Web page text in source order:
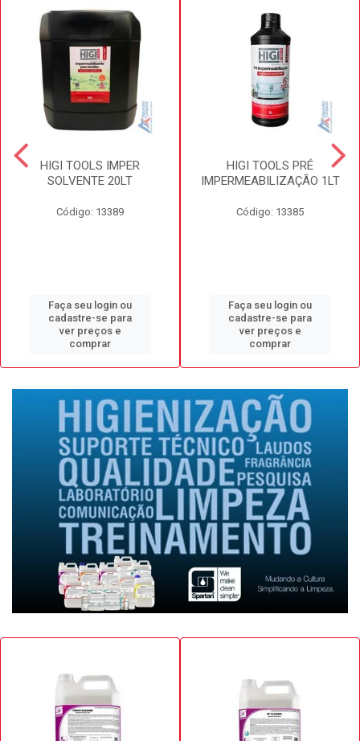
HIGI TOOLS IMPER
SOLVENTE 20LT
Código: 13389
Faça seu login ou
cadastre-se para
ver preços e
comprar
HIGI TOOLS PRÉ
IMPERMEABILIZAÇÃO 1LT
Código: 13385
Faça seu login ou
cadastre-se para
ver preços e
comprar